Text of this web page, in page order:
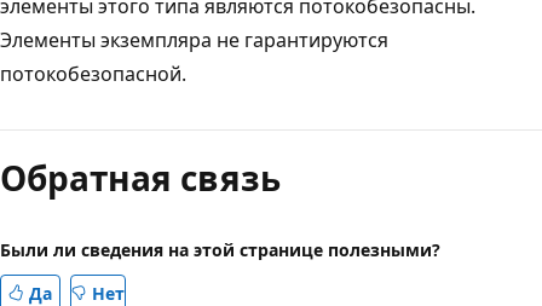
элементы этого типа являются потокобезопасны.
Элементы экземпляра не гарантируются
потокобезопасной.
Обратная связь
Были ли сведения на этой странице полезными?
Да
Нет